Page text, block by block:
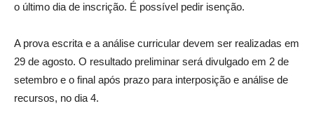
o último dia de inscrição. É possível pedir isenção.
A prova escrita e a análise curricular devem ser realizadas em
29 de agosto. O resultado preliminar será divulgado em 2 de
setembro e o final após prazo para interposição e análise de
recursos, no dia 4.